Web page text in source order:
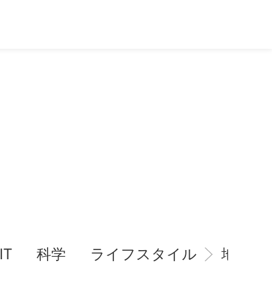
IT 科学 ライフスタイル 地域情